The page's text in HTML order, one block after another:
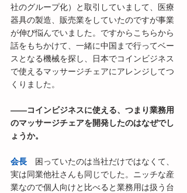
社のグループ化）と取引していまして、医療
器具の製造、販売業をしていたのですが事業
が伸び悩んでいました。ですからこちらから
話をもちかけて、一緒に中国まで行ってベー
スとなる機械を探し、日本でコインビジネス
で使えるマッサージチェアにアレンジしてつ
くりました。
――コインビジネスに使える、つまり業務用
のマッサージチェアを開発したのはなぜでし
ょうか。
会長 困っていたのは当社だけではなくて、
実は同業他社さんも同じでした。ニッチな産
業なので個人向けと比べると業務用は扱う台